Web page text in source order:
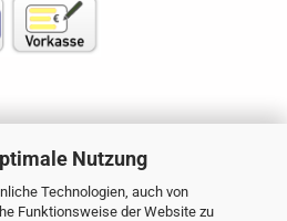
Nutzung
Technologien, auch von
Funktionsweise der Website zu